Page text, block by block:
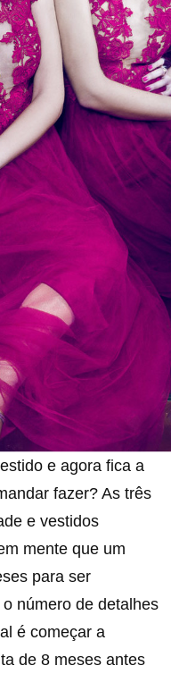
e agora fica a
fazer? As três
e vestidos
mente que um
para ser
número de detalhes
é começar a
de 8 meses antes